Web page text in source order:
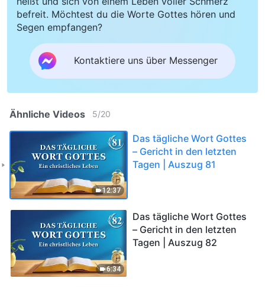
befreit. Möchtest du die Worte Gottes hören und
Segen empfangen?
Kontaktiere uns über Messenger
Ähnliche Videos 5/20
12:37
Das tägliche Wort Gottes
– Gericht in den letzten
Tagen | Auszug 81
6:34
Das tägliche Wort Gottes
– Gericht in den letzten
Tagen | Auszug 82